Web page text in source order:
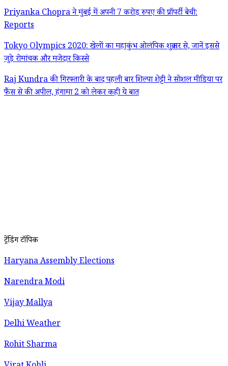
Priyanka Chopra ने मुंबई में अपनी 7 करोड़ रुपए की प्रॉपर्टी बेची:
Reports
Tokyo Olympics 2020: खेलों का महाकुंभ ओलंपिक शुक्रवार से, जानें इससे
जुड़े रोमांचक और मजेदार किस्से
Raj Kundra की गिरफ्तारी के बाद पहली बार शिल्पा शेट्टी ने सोशल मीडिया पर
फैंस से की अपील, हंगामा 2 को लेकर कही ये बात
ट्रेंडिंग टॉपिक
Haryana Assembly Elections
Narendra Modi
Vijay Mallya
Delhi Weather
Rohit Sharma